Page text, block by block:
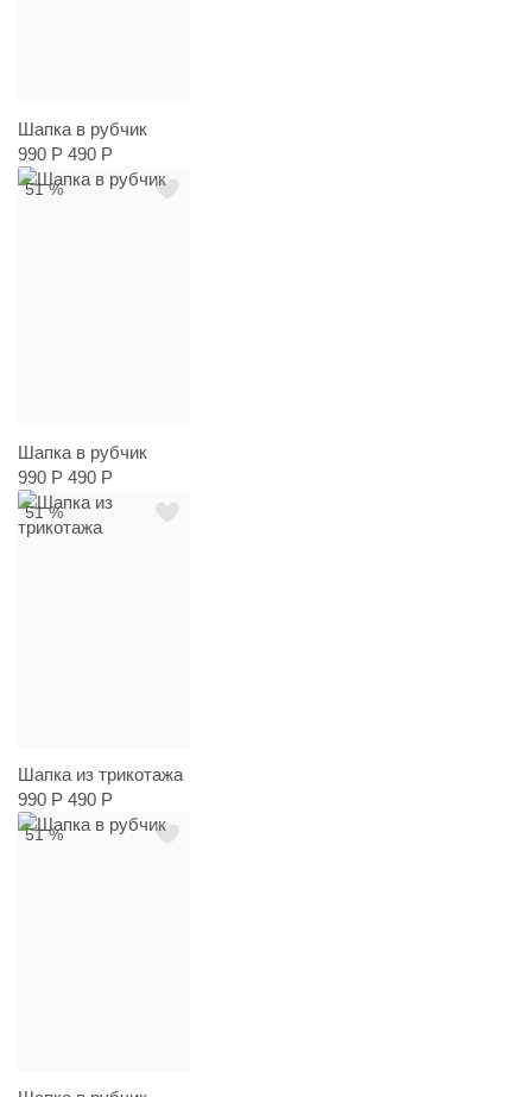
Шапка в рубчик
990 Р 490 Р
51 %
Шапка в рубчик
990 Р 490 Р
51 %
Шапка из трикотажа
990 Р 490 Р
51 %